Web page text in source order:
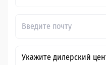
Укажите дилерский